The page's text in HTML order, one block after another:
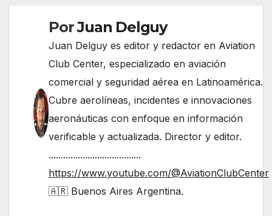
PorJuan Delguy
Juan Delguy es editor y redactor en Aviation
Club Center, especializado en aviación
comercial y seguridad aérea en Latinoamérica.
Cubre aerolíneas, incidentes e innovaciones
aeronáuticas con enfoque en información
verificable y actualizada. Director y editor.
......................................
https://www.youtube.com/@AviationClubCenter
🇦🇷 Buenos Aires Argentina.